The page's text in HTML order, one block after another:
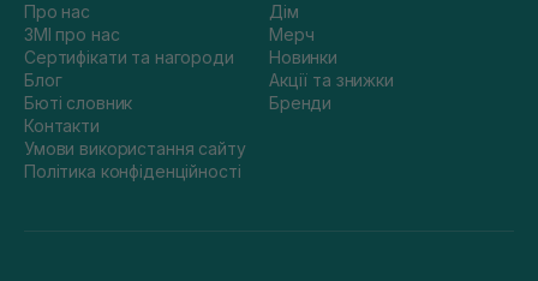
Про нас
ЗМІ про нас
Сертифікати та нагороди
Блог
Бюті словник
Контакти
Умови використання сайту
Політика конфіденційності
Дім
Мерч
Новинки
Акції та знижки
Бренди